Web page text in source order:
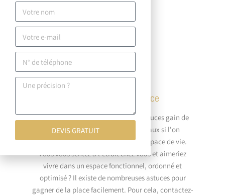
Optimisation de l’espace
Optimiser l'espace et redoubler d'astuces gain de
place sont des éléments primordiaux si l'on
souhaite profiter au mieux de son espace de vie.
Vous vous sentez à l'étroit chez vous et aimeriez
vivre dans un espace fonctionnel, ordonné et
optimisé ? Il existe de nombreuses astuces pour
gagner de la place facilement. Pour cela, contactez-
DEVIS GRATUIT